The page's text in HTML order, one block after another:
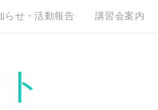
らせ・活動報告 講習会案内